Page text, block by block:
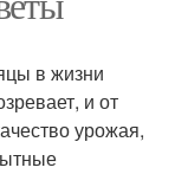
в жизни
и от
урожая,